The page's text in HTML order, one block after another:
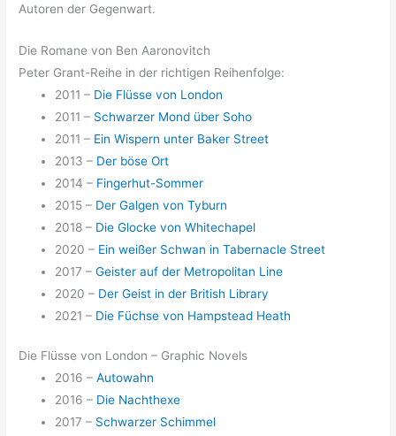
Autoren der Gegenwart.
Die Romane von Ben Aaronovitch
Peter Grant-Reihe in der richtigen Reihenfolge:
2011 – Die Flüsse von London
2011 – Schwarzer Mond über Soho
2011 – Ein Wispern unter Baker Street
2013 – Der böse Ort
2014 – Fingerhut-Sommer
2015 – Der Galgen von Tyburn
2018 – Die Glocke von Whitechapel
2020 – Ein weißer Schwan in Tabernacle Street
2017 –Geister auf der Metropolitan Line
2020 – Der Geist in der British Library
2021 – Die Füchse von Hampstead Heath
Die Flüsse von London – Graphic Novels
2016 –Autowahn
2016 – Die Nachthexe
2017 – Schwarzer Schimmel